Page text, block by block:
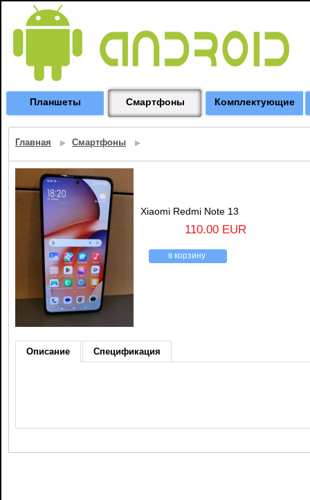
Планшеты Смартфоны Комплектующие
Главная Смартфоны
Xiaomi Redmi Note 13
110.00 EUR
в корзину
Описание Спецификация